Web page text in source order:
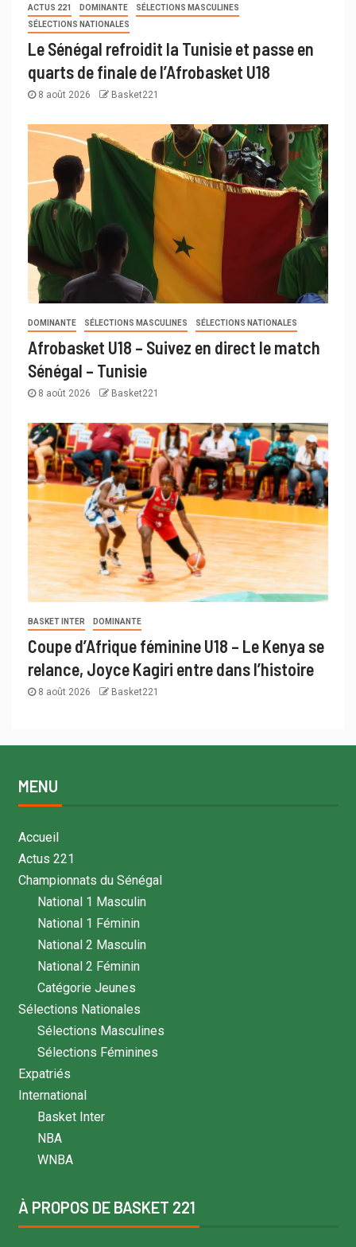
ACTUS 221 DOMINANTE
SÉLECTIONS MASCULINES
SÉLECTIONS NATIONALES
Le Sénégal refroidit la Tunisie et passe en
quarts de finale de l’Afrobasket U18
8 août 2026 Basket221
DOMINANTE SÉLECTIONS MASCULINES SÉLECTIONS NATIONALES
Afrobasket U18 – Suivez en direct le match
Sénégal – Tunisie
8 août 2026 Basket221
BASKET INTER DOMINANTE
Coupe d’Afrique féminine U18 – Le Kenya se
relance, Joyce Kagiri entre dans l’histoire
8 août 2026 Basket221
MENU
Accueil
Actus 221
Championnats du Sénégal
National 1 Masculin
National 1 Féminin
National 2 Masculin
National 2 Féminin
Catégorie Jeunes
Sélections Nationales
Sélections Masculines
Sélections Féminines
Expatriés
International
Basket Inter
NBA
WNBA
À PROPOS DE BASKET 221